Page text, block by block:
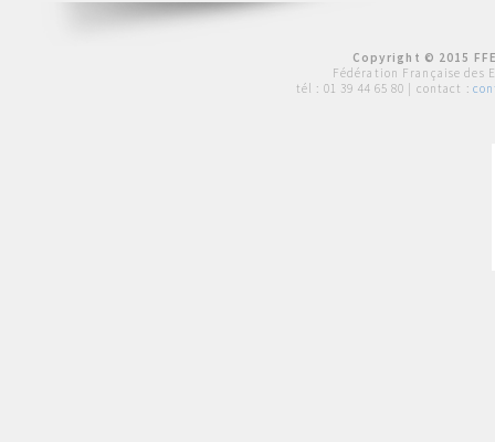
Copyright © 2015
Fédération Française des
tél : 01 39 44 65 80 | contact :